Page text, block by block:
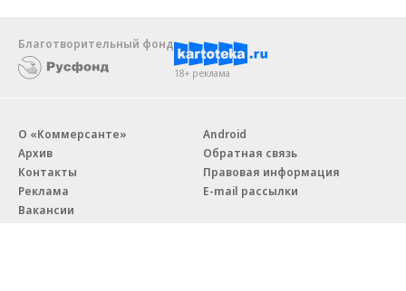
Благотворительный фонд
18+ реклама
О «Коммерсанте»
Архив
Контакты
Реклама
Вакансии
Android
Обратная связь
Правовая информация
E-mail рассылки